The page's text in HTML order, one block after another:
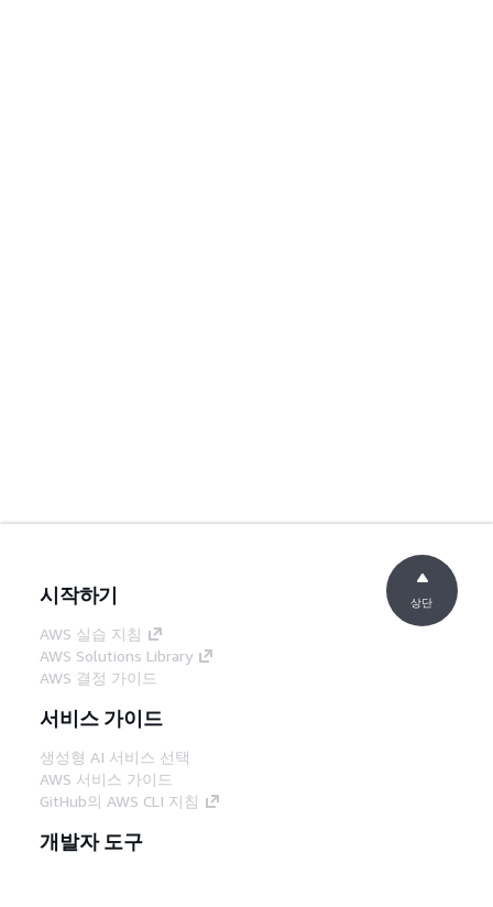
시작하기
AWS 실습 지침
AWS Solutions Library
AWS 결정 가이드
서비스 가이드
생성형 AI 서비스 선택
AWS 서비스 가이드
GitHub의 AWS CLI 지침
개발자 도구
상단